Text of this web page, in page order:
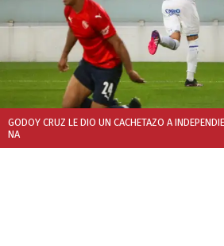
GODOY CRUZ LE DIO UN CACHETAZO A
NA